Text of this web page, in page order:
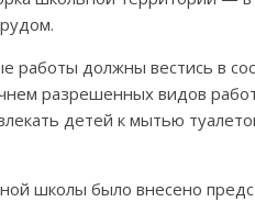
работы должны вестись в
разрешенных видов
детей к мытью
школы было внесено